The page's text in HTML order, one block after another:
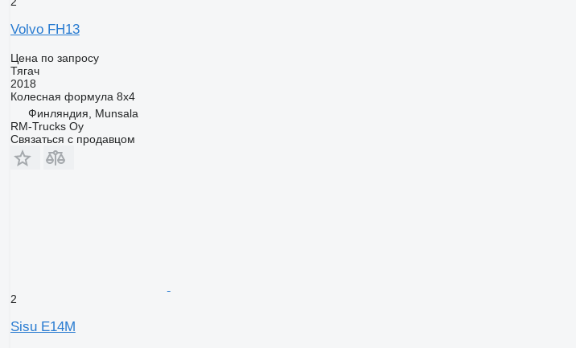
Volvo FH13
Цена по запросу
Тягач
2018
Колесная формула 8x4
Финляндия, Munsala
RM-Trucks Oy
Связаться с продавцом
2
Sisu E14M